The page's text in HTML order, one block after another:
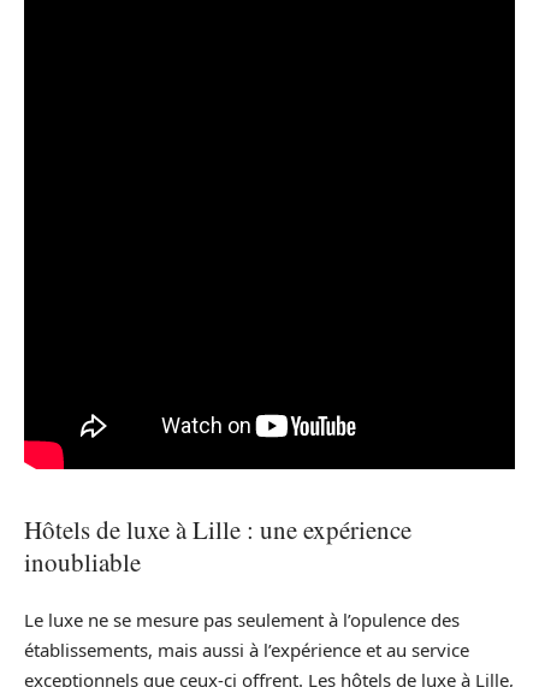
Hôtels de luxe à Lille : une expérience
inoubliable
Le luxe ne se mesure pas seulement à l’opulence des
établissements, mais aussi à l’expérience et au service
exceptionnels que ceux-ci offrent. Les hôtels de luxe à Lille,